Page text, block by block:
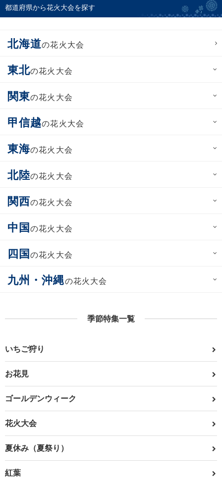
都道府県から花火大会を探す
北海道の花火大会
東北の花火大会
関東の花火大会
甲信越の花火大会
東海の花火大会
北陸の花火大会
関西の花火大会
中国の花火大会
四国の花火大会
九州・沖縄の花火大会
季節特集一覧
いちご狩り
お花見
ゴールデンウィーク
花火大会
夏休み（夏祭り）
紅葉